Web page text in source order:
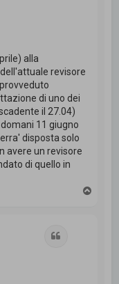
alla
revisore
di uno dei
il 27.04)
11 giugno
disposta solo
avere un revisore
di quello in